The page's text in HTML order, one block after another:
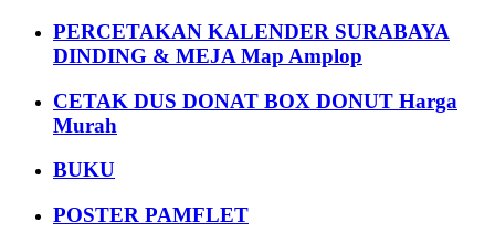
PERCETAKAN KALENDER SURABAYA
DINDING & MEJA Map Amplop
CETAK DUS DONAT BOX DONUT Harga
Murah
BUKU
POSTER PAMFLET